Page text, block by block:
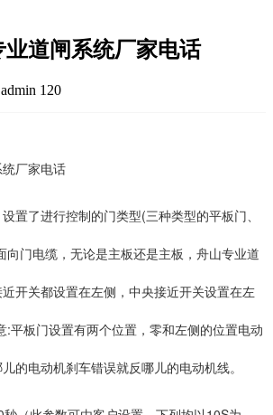
道闸系统厂家电话
admin 120
厂家电话
置了进行控制的门类型(三种类型的平板门、
向门电缆，无论是主板还是主板，舟山专业道
开关都设置在左侧，中央接近开关设置在左
:平板门设置有两个位置，零和左侧的位置电动
的电动机刹车错误就反哪儿的电动机线。